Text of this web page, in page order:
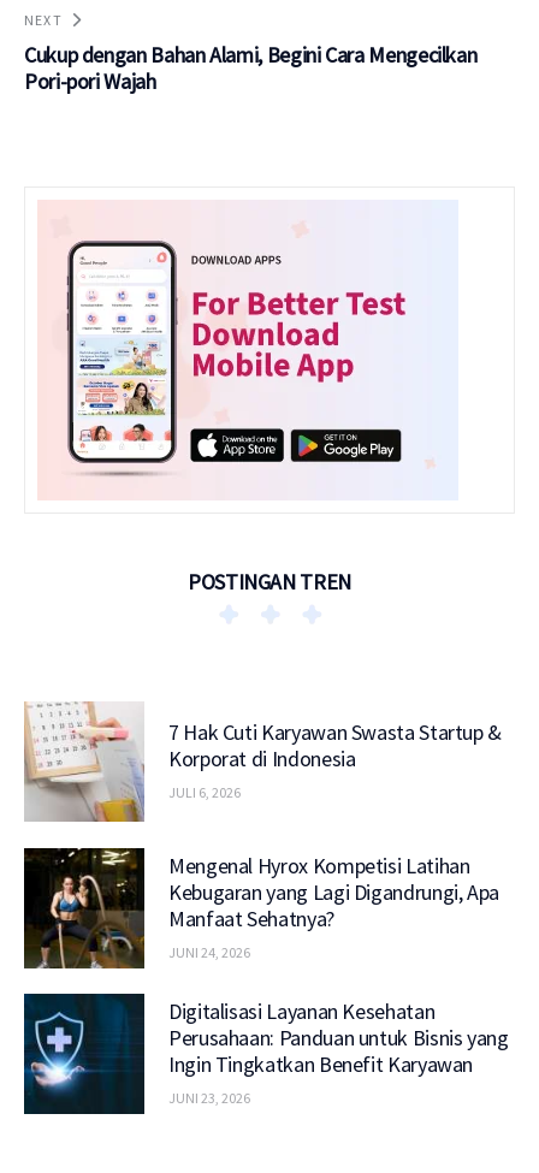
NEXT
Cukup dengan Bahan Alami, Begini Cara Mengecilkan
Pori-pori Wajah
POSTINGAN TREN
7 Hak Cuti Karyawan Swasta Startup &
Korporat di Indonesia
JULI 6, 2026
Mengenal Hyrox Kompetisi Latihan
Kebugaran yang Lagi Digandrungi, Apa
Manfaat Sehatnya?
JUNI 24, 2026
Digitalisasi Layanan Kesehatan
Perusahaan: Panduan untuk Bisnis yang
Ingin Tingkatkan Benefit Karyawan
JUNI 23, 2026